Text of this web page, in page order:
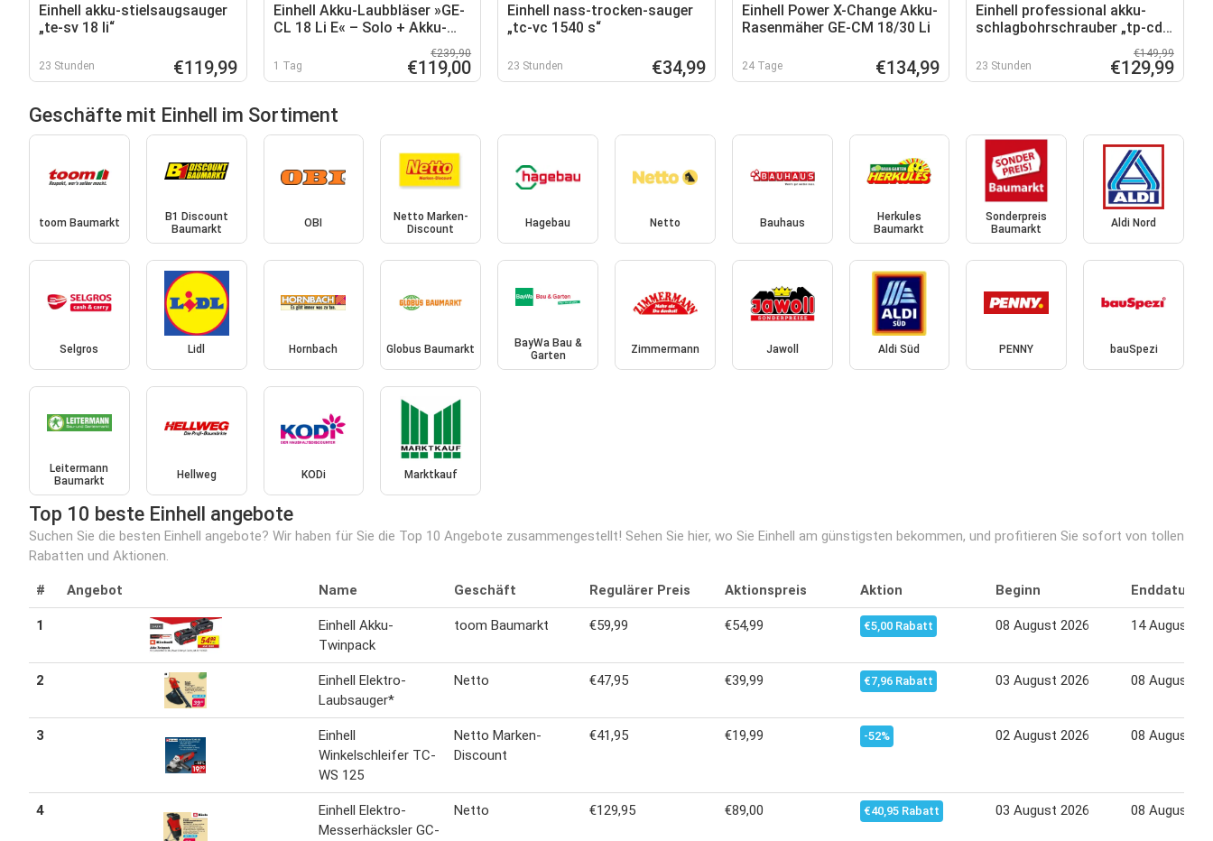
Einhell akku-stielsaugsauger
„te-sv 18 li“
23 Stunden €119,99
Einhell Akku-Laubbläser »GE-
CL 18 Li E« – Solo + Akku-
Li«
1 Tag
€239,90
€119,00
Einhell nass-trocken-sauger
„tc-vc 1540 s“
23 Stunden €34,99
Einhell Power X-Change Akku-
Rasenmäher GE-CM 18/30 Li
24 Tage €134,99
Einhell professional akku-
schlagbohrschrauber „tp-cd
23 Stunden
€149,99
€129,99
Geschäfte mit Einhell im Sortiment
toom Baumarkt
B1 Discount
Baumarkt
OBI
Netto Marken-
Discount
Hagebau Netto Bauhaus
Herkules
Baumarkt
Sonderpreis
Baumarkt
Aldi Nord
Selgros Lidl Hornbach Globus Baumarkt
BayWa Bau &
Garten
Zimmermann Jawoll Aldi Süd PENNY bauSpezi
Leitermann
Baumarkt
Hellweg KODi Marktkauf
Top 10 beste Einhell angebote
Suchen Sie die besten Einhell angebote? Wir haben für Sie die Top 10 Angebote zusammengestellt! Sehen Sie hier, wo Sie Einhell am günstigsten bekommen, und profitieren Sie sofort von tollen
Rabatten und Aktionen.
# Angebot Name Geschäft Regulärer Preis Aktionspreis Aktion Beginn Enddatum
1
Einhell Akku-
Twinpack
toom Baumarkt €59,99 €54,99 €5,00 Rabatt 08 August 2026 14 August
2
Einhell Elektro-
Laubsauger*
Netto €47,95 €39,99 €7,96 Rabatt 03 August 2026 08 August
3
Einhell
Winkelschleifer TC-
WS 125
Netto Marken-
Discount
€41,95 €19,99 -52% 02 August 2026 08 August
4
Einhell Elektro-
Messerhäcksler GC-
Netto €129,95 €89,00 €40,95 Rabatt 03 August 2026 08 August